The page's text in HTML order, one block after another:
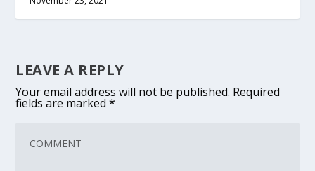
LEAVE A REPLY
Your email address will not be published. Required
fields are marked*